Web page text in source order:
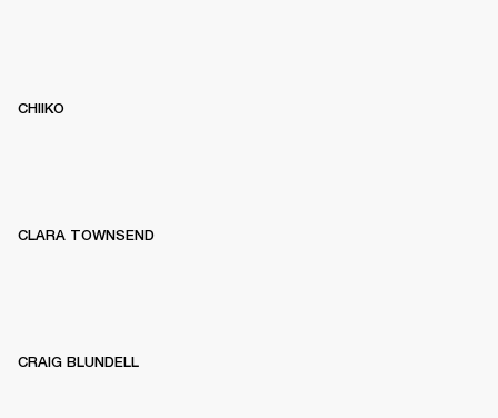
CHIIKO
CLARA TOWNSEND
CRAIG BLUNDELL